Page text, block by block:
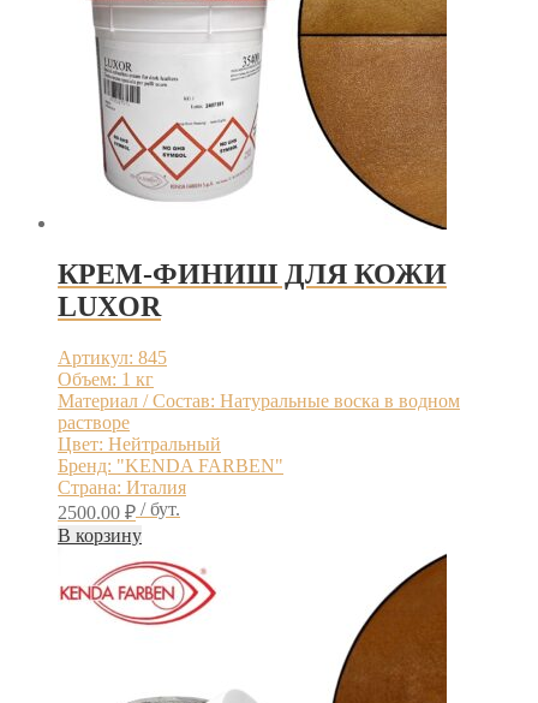
КРЕМ-ФИНИШ ДЛЯ КОЖИ
LUXOR
Артикул: 845
Объем: 1 кг
Материал / Состав: Натуральные воска в водном
растворе
Цвет: Нейтральный
Бренд: "KENDA FARBEN"
Страна: Италия
2500.00 ₽ / бут.
В корзину